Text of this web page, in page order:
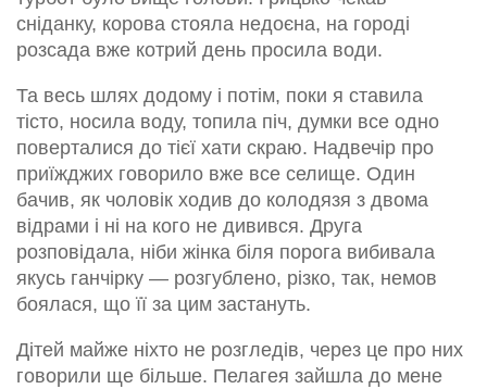
сніданку, корова стояла недоєна, на городі
розсада вже котрий день просила води.
Та весь шлях додому і потім, поки я ставила
тісто, носила воду, топила піч, думки все одно
поверталися до тієї хати скраю. Надвечір про
приїжджих говорило вже все селище. Один
бачив, як чоловік ходив до колодязя з двома
відрами і ні на кого не дивився. Друга
розповідала, ніби жінка біля порога вибивала
якусь ганчірку — розгублено, різко, так, немов
боялася, що її за цим застануть.
Дітей майже ніхто не розгледів, через це про них
говорили ще більше. Пелагея зайшла до мене